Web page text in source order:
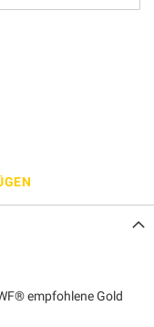
empfohlene Gold